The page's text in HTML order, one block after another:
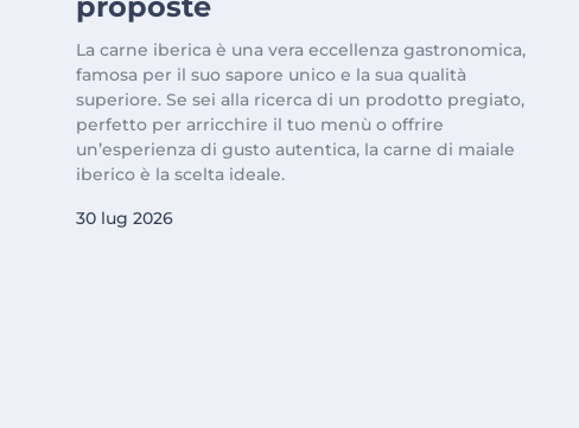
La carne iberica è una vera eccellenza gastronomica,
famosa per il suo sapore unico e la sua qualità
superiore. Se sei alla ricerca di un prodotto pregiato,
perfetto per arricchire il tuo menù o offrire
un’esperienza di gusto autentica, la carne di maiale
iberico è la scelta ideale.
30 lug 2026